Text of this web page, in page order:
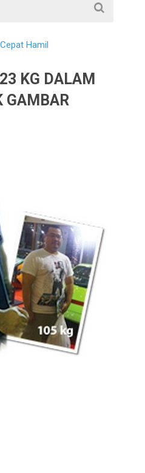
KG DALAM
GAMBAR